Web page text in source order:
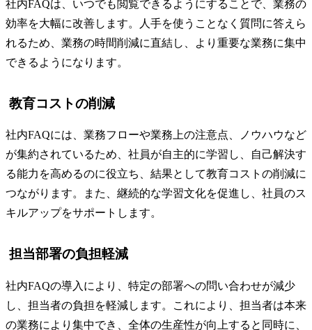
社内FAQは、いつでも閲覧できるようにすることで、業務の
効率を大幅に改善します。人手を使うことなく質問に答えら
れるため、業務の時間削減に直結し、より重要な業務に集中
できるようになります。
教育コストの削減
社内FAQには、業務フローや業務上の注意点、ノウハウなど
が集約されているため、社員が自主的に学習し、自己解決す
る能力を高めるのに役立ち、結果として教育コストの削減に
つながります。また、継続的な学習文化を促進し、社員のス
キルアップをサポートします。
担当部署の負担軽減
社内FAQの導入により、特定の部署への問い合わせが減少
し、担当者の負担を軽減します。これにより、担当者は本来
の業務により集中でき、全体の生産性が向上すると同時に、